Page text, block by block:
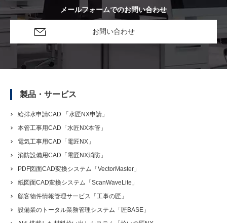
メールフォームでのお問い合わせ
お問い合わせ
製品・サービス
給排水申請CAD 「水匠NX申請」
本管工事用CAD「水匠NX本管」
電気工事用CAD「電匠NX」
消防設備用CAD「電匠NX消防」
PDF図面CAD変換システム「VectorMaster」
紙図面CAD変換システム「ScanWaveLite」
顧客物件情報管理サービス「工事の匠」
設備業のトータル業務管理システム「匠BASE」